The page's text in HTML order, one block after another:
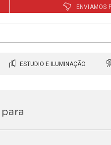
ENVIAMOS
ESTUDIO E ILUMINAÇÃO